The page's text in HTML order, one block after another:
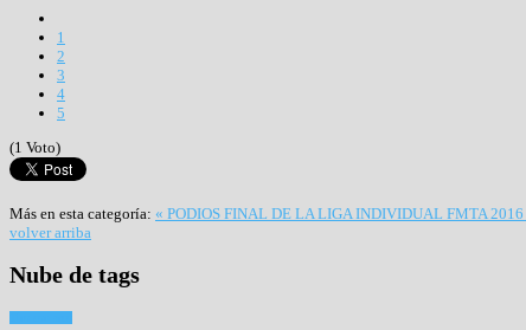
1
2
3
4
5
(1 Voto)
Más en esta categoría: « PODIOS FINAL DE LA LIGA INDIVIDUAL FMTA 2016
volver arriba
Nube de tags